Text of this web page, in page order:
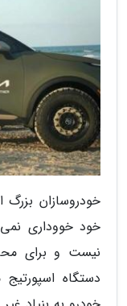
خودروسازان
خود خووداری نمی
نیست و برای
دستگاه